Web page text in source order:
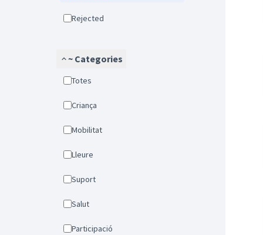
Rejected
~ Categories
Totes
Criança
Mobilitat
Lleure
Suport
Salut
Participació